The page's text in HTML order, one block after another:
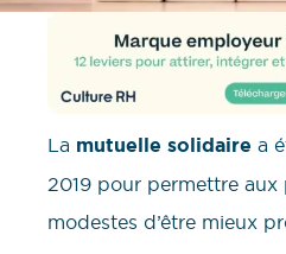
La mutuelle solidaire a
2019 pour permettre aux
modestes d’être mieux